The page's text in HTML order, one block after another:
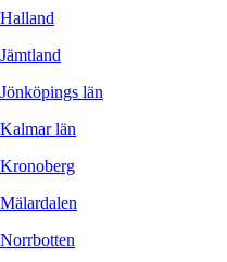
Halland
Jämtland
Jönköpings län
Kalmar län
Kronoberg
Mälardalen
Norrbotten